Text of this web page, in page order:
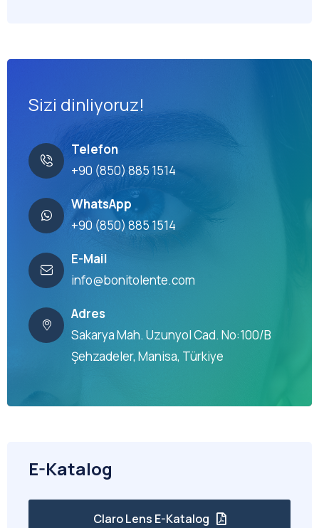
Sizi dinliyoruz!
Telefon
+90 (850) 885 1514
WhatsApp
+90 (850) 885 1514
E-Mail
info@bonitolente.com
Adres
Sakarya Mah. Uzunyol Cad. No:100/B
Şehzadeler, Manisa, Türkiye
E-Katalog
Claro Lens E-Katalog